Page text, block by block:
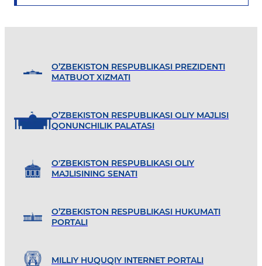
O’ZBEKISTON RESPUBLIKASI PREZIDENTI
MATBUOT XIZMATI
O’ZBEKISTON RESPUBLIKASI OLIY MAJLISI
QONUNCHILIK PALATASI
O'ZBEKISTON RESPUBLIKASI OLIY
MAJLISINING SENATI
O’ZBEKISTON RESPUBLIKASI HUKUMATI
PORTALI
MILLIY HUQUQIY INTERNET PORTALI